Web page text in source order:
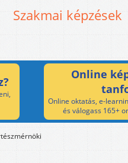
Szakmai képzések
Online
Online oktatás, e-
és válogass 165+